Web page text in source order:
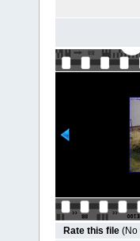
Rate this file (No